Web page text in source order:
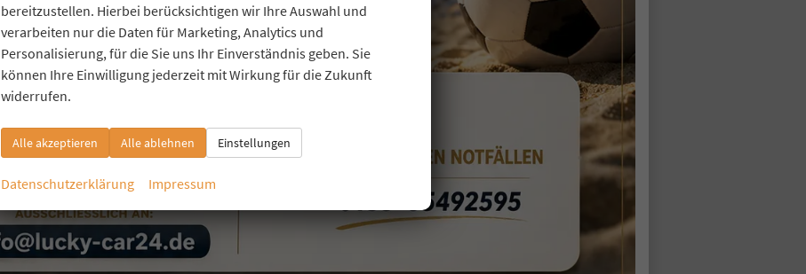
bereitzustellen. Hierbei berücksichtigen wir Ihre Auswahl und
verarbeiten nur die Daten für Marketing, Analytics und
Personalisierung, für die Sie uns Ihr Einverständnis geben. Sie
können Ihre Einwilligung jederzeit mit Wirkung für die Zukunft
widerrufen.
Alle akzeptieren Alle ablehnen Einstellungen
Datenschutzerklärung Impressum